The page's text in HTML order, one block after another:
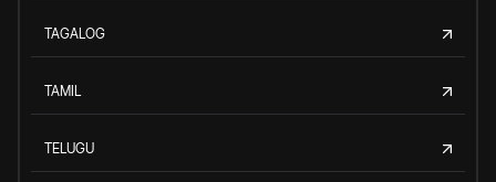
TAGALOG
TAMIL
TELUGU